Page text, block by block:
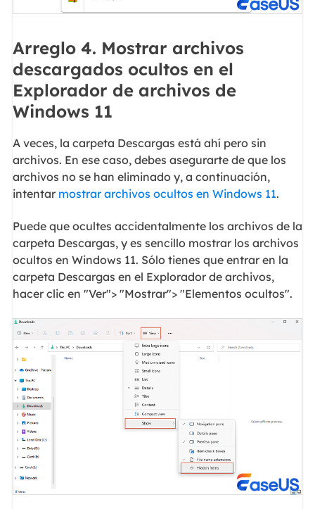
Arreglo 4. Mostrar archivos
descargados ocultos en el
Explorador de archivos de
Windows 11
A veces, la carpeta Descargas está ahí pero sin
archivos. En ese caso, debes asegurarte de que los
archivos no se han eliminado y, a continuación,
intentar mostrar archivos ocultos en Windows 11.
Puede que ocultes accidentalmente los archivos de la
carpeta Descargas, y es sencillo mostrar los archivos
ocultos en Windows 11. Sólo tienes que entrar en la
carpeta Descargas en el Explorador de archivos,
hacer clic en "Ver"> "Mostrar"> "Elementos ocultos".